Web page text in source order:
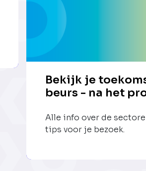
Bekijk je
beurs - na het
Alle info over de
tips voor je bezoek.